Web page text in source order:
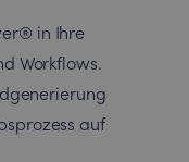
in Ihre
Workflows.
auf